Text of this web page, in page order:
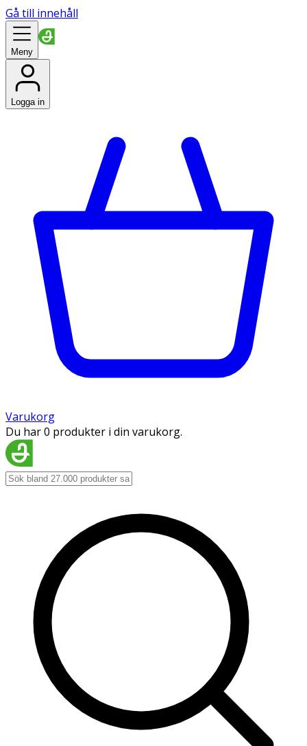
Gå till innehåll
Meny
Logga in
Varukorg
Du har 0 produkter i din varukorg.